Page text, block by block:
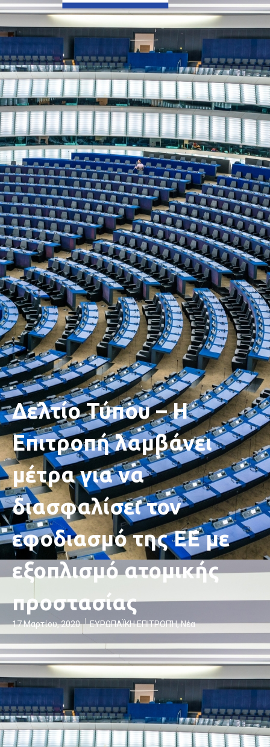
Δελτίο Τύπου – Η
Επιτροπή λαμβάνει
μέτρα για να
διασφαλίσει τον
εφοδιασμό της ΕΕ με
εξοπλισμό ατομικής
προστασίας
17 Μαρτίου, 2020 ΕΥΡΩΠΑΪΚΗ ΕΠΙΤΡΟΠΉ,Νέα